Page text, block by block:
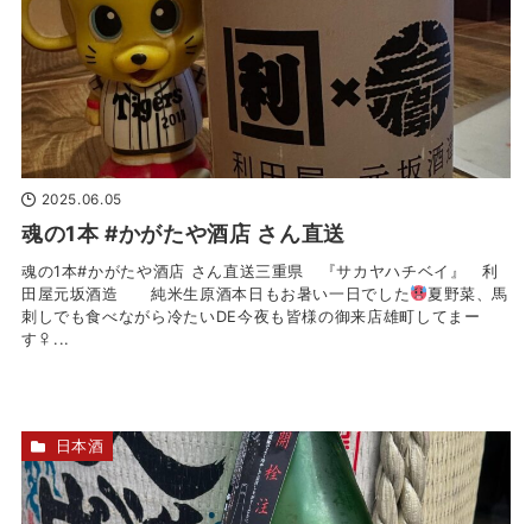
2025.06.05
魂の1本 #かがたや酒店 さん直送
魂の1本#かがたや酒店 さん直送三重県 『サカヤハチベイ』 利
田屋︎元坂酒造 純米生原酒本日もお暑い一日でした
夏野菜、馬
刺しでも食べながら冷たいDE今夜も皆様の御来店雄町してまー
す‍♀...
日本酒